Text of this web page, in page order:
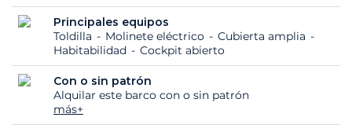
Principales equipos
Toldilla
Molinete eléctrico
Cubierta amplia
Habitabilidad
Cockpit abierto
Con o sin patrón
Alquilar este barco con o sin patrón
más+